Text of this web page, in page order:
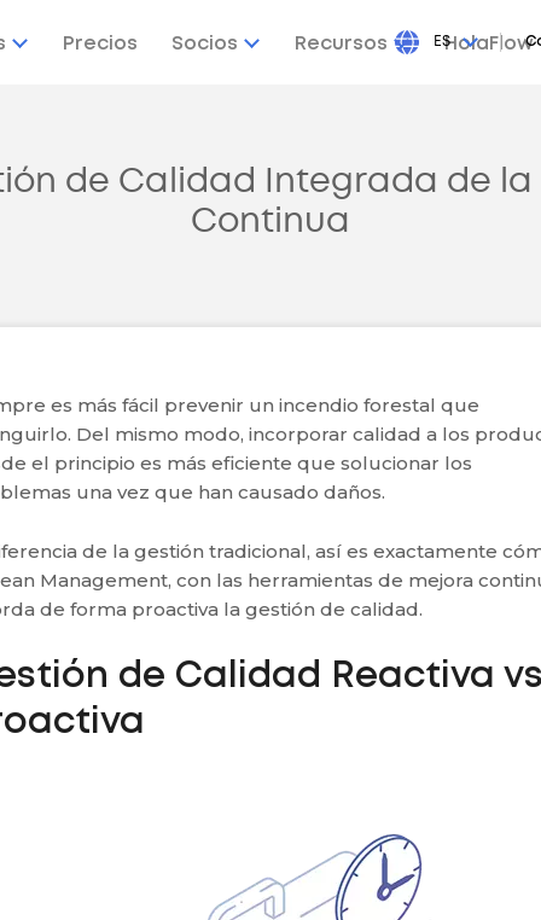
Precios Socios Recursos HolaFlow
ES
de Calidad Integrada de
Continua
es más fácil prevenir un incendio forestal que
Del mismo modo, incorporar calidad a los
el principio es más eficiente que solucionar los
una vez que han causado daños.
de la gestión tradicional, así es exactamente
Management, con las herramientas de mejora
de forma proactiva la gestión de calidad.
de Calidad Reactiva